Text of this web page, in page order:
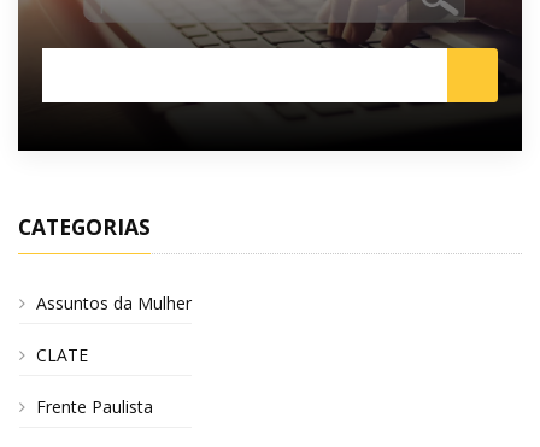
CATEGORIAS
Assuntos da Mulher
CLATE
Frente Paulista